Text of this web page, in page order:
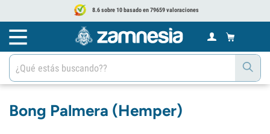
8.6 sobre 10 basado en 79659 valoraciones
Bong Palmera (Hemper)